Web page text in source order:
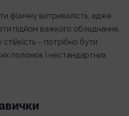
фізичну витривалість, адже
підйом важкого обладнання,
– потрібно бути
поломок і нестандартних